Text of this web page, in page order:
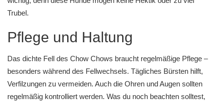
Trubel.
Pflege und Haltung
Das dichte Fell des Chow Chows braucht regelmäßige Pflege –
besonders während des Fellwechsels. Tägliches Bürsten hilft,
Verfilzungen zu vermeiden. Auch die Ohren und Augen sollten
regelmäßig kontrolliert werden. Was du noch beachten solltest,